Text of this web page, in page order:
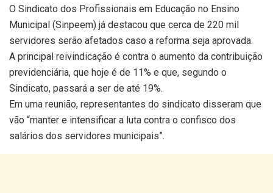
O Sindicato dos Profissionais em Educação no Ensino
Municipal (Sinpeem) já destacou que cerca de 220 mil
servidores serão afetados caso a reforma seja aprovada.
A principal reivindicação é contra o aumento da contribuição
previdenciária, que hoje é de 11% e que, segundo o
Sindicato, passará a ser de até 19%.
Em uma reunião, representantes do sindicato disseram que
vão “manter e intensificar a luta contra o confisco dos
salários dos servidores municipais”.